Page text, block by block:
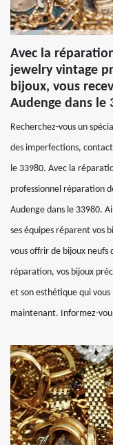
Avec la
jewelry vintage
bijoux, vous
Audenge dans le
Recherchez-vous un
des imperfections,
le 33980. Avec la
professionnel réparation
Audenge dans le 33980.
ses équipes réparent vos
vous offrir de bijoux neufs
réparation, vos bijoux
et son esthétique qui
maintenant. Informez-